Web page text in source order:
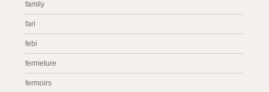
family
fari
febi
fermeture
fermoirs